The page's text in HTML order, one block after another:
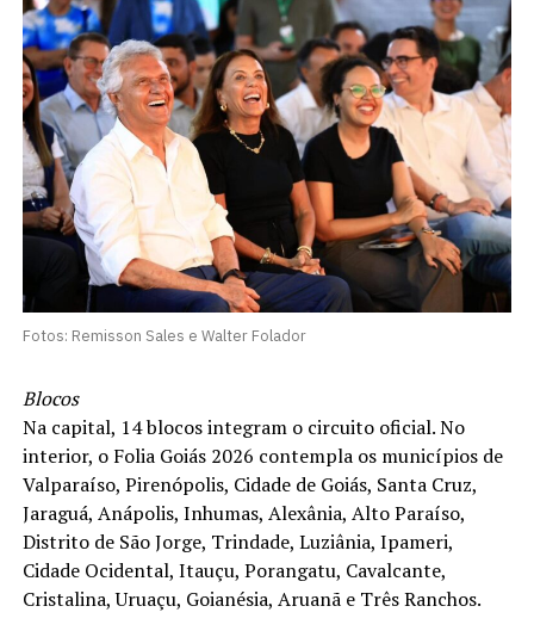
Fotos: Remisson Sales e Walter Folador
Blocos
Na capital, 14 blocos integram o circuito oficial. No
interior, o Folia Goiás 2026 contempla os municípios de
Valparaíso, Pirenópolis, Cidade de Goiás, Santa Cruz,
Jaraguá, Anápolis, Inhumas, Alexânia, Alto Paraíso,
Distrito de São Jorge, Trindade, Luziânia, Ipameri,
Cidade Ocidental, Itauçu, Porangatu, Cavalcante,
Cristalina, Uruaçu, Goianésia, Aruanã e Três Ranchos.